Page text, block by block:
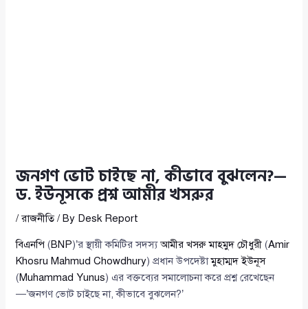
জনগণ ভোট চাইছে না, কীভাবে বুঝলেন?—
ড. ইউনূসকে প্রশ্ন আমীর খসরুর
/রাজনীতি/ By Desk Report
বিএনপি (BNP)’র স্থায়ী কমিটির সদস্যআমীর খসরু মাহমুদ চৌধুরী (Amir
Khosru Mahmud Chowdhury) প্রধান উপদেষ্টামুহাম্মদ ইউনূস
(Muhammad Yunus) এর বক্তব্যের সমালোচনা করে প্রশ্ন রেখেছেন
—’জনগণ ভোট চাইছে না, কীভাবে বুঝলেন?’